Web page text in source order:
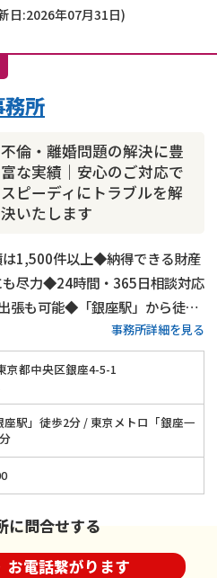
日:2026年07月31日)
不倫・離婚問題の解決に豊
富な実績｜安心のご対応で
スピーディにトラブルを解
決いたします
所
1,500件以上◆納得できる財産
尽力◆24時間・365日相談対応
も可能◆「銀座駅」から徒歩
事務所詳細を見る
京都中央区銀座4-5-1
座駅」徒歩2分 / 東京メトロ「銀座一
に問合せする
お電話繋がります